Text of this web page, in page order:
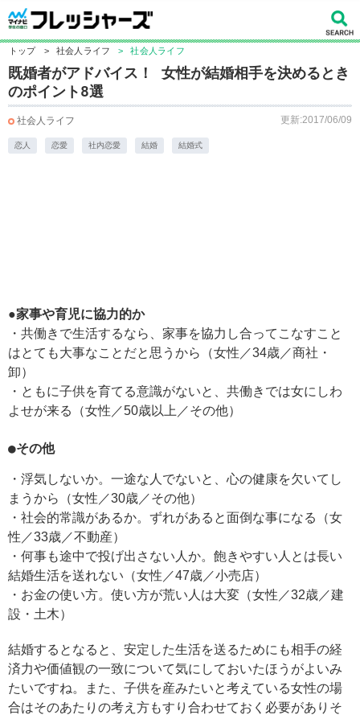
トップ > 社会人ライフ > 社会人ライフ
既婚者がアドバイス！ 女性が結婚相手を決めるとき
のポイント8選
社会人ライフ 更新:2017/06/09
恋人 恋愛 社内恋愛 結婚 結婚式
●家事や育児に協力的か
・共働きで生活するなら、家事を協力し合ってこなすこと
はとても大事なことだと思うから（女性／34歳／商社・
卸）
・ともに子供を育てる意識がないと、共働きでは女にしわ
よせが来る（女性／50歳以上／その他）
●その他
・浮気しないか。一途な人でないと、心の健康を欠いてし
まうから（女性／30歳／その他）
・社会的常識があるか。ずれがあると面倒な事になる（女
性／33歳／不動産）
・何事も途中で投げ出さない人か。飽きやすい人とは長い
結婚生活を送れない（女性／47歳／小売店）
・お金の使い方。使い方が荒い人は大変（女性／32歳／建
設・土木）
結婚するとなると、安定した生活を送るためにも相手の経
済力や価値観の一致について気にしておいたほうがよいみ
たいですね。また、子供を産みたいと考えている女性の場
合はそのあたりの考え方もすり合わせておく必要がありそ